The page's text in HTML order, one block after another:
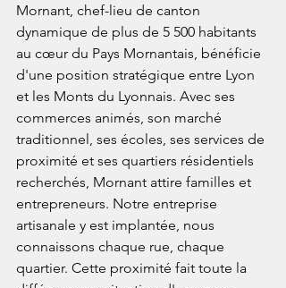
Mornant, chef-lieu de canton
dynamique de plus de 5 500 habitants
au cœur du Pays Mornantais, bénéficie
d'une position stratégique entre Lyon
et les Monts du Lyonnais. Avec ses
commerces animés, son marché
traditionnel, ses écoles, ses services de
proximité et ses quartiers résidentiels
recherchés, Mornant attire familles et
entrepreneurs. Notre entreprise
artisanale y est implantée, nous
connaissons chaque rue, chaque
quartier. Cette proximité fait toute la